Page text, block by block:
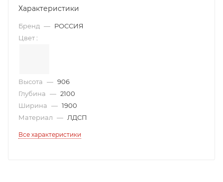
Характеристики
Бренд — РОССИЯ
Цвет :
Высота — 906
Глубина — 2100
Ширина — 1900
Материал — ЛДСП
Все характеристики